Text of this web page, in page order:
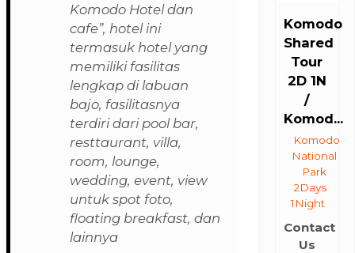
Komodo Hotel dan
cafe”, hotel ini
termasuk hotel yang
memiliki fasilitas
lengkap di labuan
bajo, fasilitasnya
terdiri dari pool bar,
resttaurant, villa,
room, lounge,
wedding, event, view
untuk spot foto,
floating breakfast, dan
lainnya
Komodo
Shared
Tour
2D 1N
/
Komod...
Komodo
National
Park
2Days
1Night
Contact
Us